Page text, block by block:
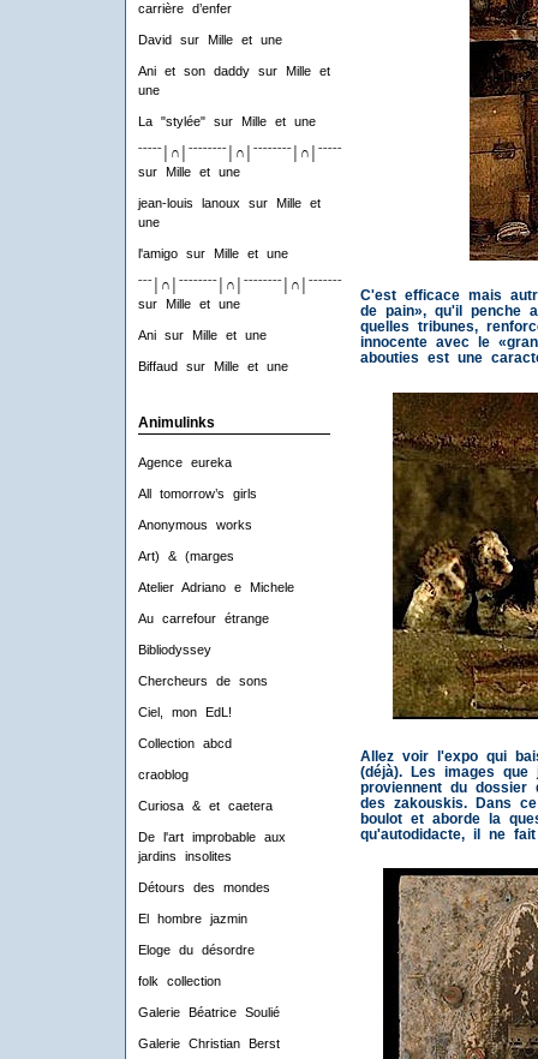
carrière d’enfer
David sur Mille et une
Ani et son daddysur
Mille et
une
La "stylée"sur Mille et une
ˉˉˉˉˉ│∩│ˉˉˉˉˉˉˉˉ│∩│ˉˉˉˉˉˉˉˉ│∩│ˉˉˉˉˉˉˉˉ│∩│ˉˉˉˉ
sur
Mille et une
jean-louis lanoux sur
Mille et
une
l'amigosur Mille et une
ˉˉˉ│∩│ˉˉˉˉˉˉˉˉ│∩│ˉˉˉˉˉˉˉˉ│∩│ˉˉˉˉˉˉˉˉ│∩│ˉˉˉ
sur
Mille et une
Anisur Mille et une
Biffaud sur Mille et une
Animulinks
Agence eureka
All tomorrow’s girls
Anonymous works
Art) & (marges
Atelier Adriano e Michele
Au carrefour étrange
Bibliodyssey
Chercheurs de sons
Ciel, mon EdL!
Collection abcd
craoblog
Curiosa & et caetera
De l'art improbable aux
jardins insolites
Détours des mondes
El hombre jazmin
Eloge du désordre
folk collection
Galerie Béatrice Soulié
Galerie Christian Berst
C'est efficace mais
de pain», qu'il penche
quelles tribunes,
innocente avec le
abouties est une
Allez voir l'expo qui
(déjà). Les images
proviennent du dossier
des zakouskis. Dans
boulot et aborde la
qu'autodidacte, il ne